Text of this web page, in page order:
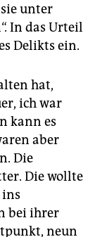
unter
In das Urteil
Delikts ein.
hat,
ich war
kann es
aber
Die
Die wollte
bei ihrer
neun